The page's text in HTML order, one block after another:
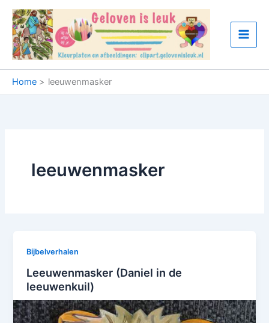
naar
inhoud
Home leeuwenmasker
leeuwenmasker
Bijbelverhalen
Leeuwenmasker (Daniel in de
leeuwenkuil)